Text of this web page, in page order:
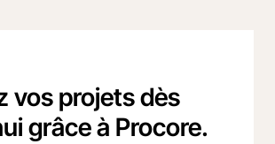
vos projets dès
grâce à Procore.